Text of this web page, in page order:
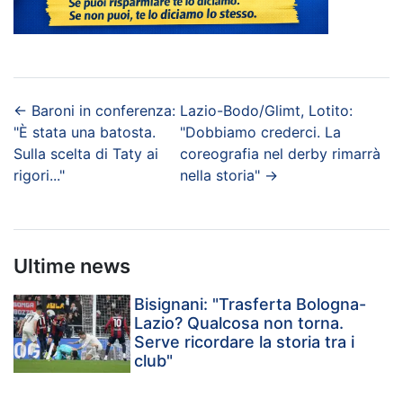
← Baroni in conferenza:
"È stata una batosta.
Sulla scelta di Taty ai
rigori..."
Lazio-Bodo/Glimt, Lotito:
"Dobbiamo crederci. La
coreografia nel derby rimarrà
nella storia" →
Ultime news
Bisignani: "Trasferta Bologna-
Lazio? Qualcosa non torna.
Serve ricordare la storia tra i
club"